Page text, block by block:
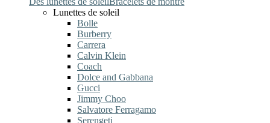
Lunettes de soleil
Bolle
Burberry
Carrera
Calvin Klein
Coach
Dolce and Gabbana
Gucci
Jimmy Choo
Salvatore Ferragamo
Serengeti